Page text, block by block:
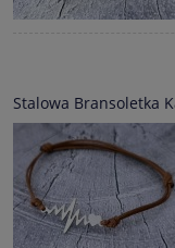
Stalowa Bransoletka